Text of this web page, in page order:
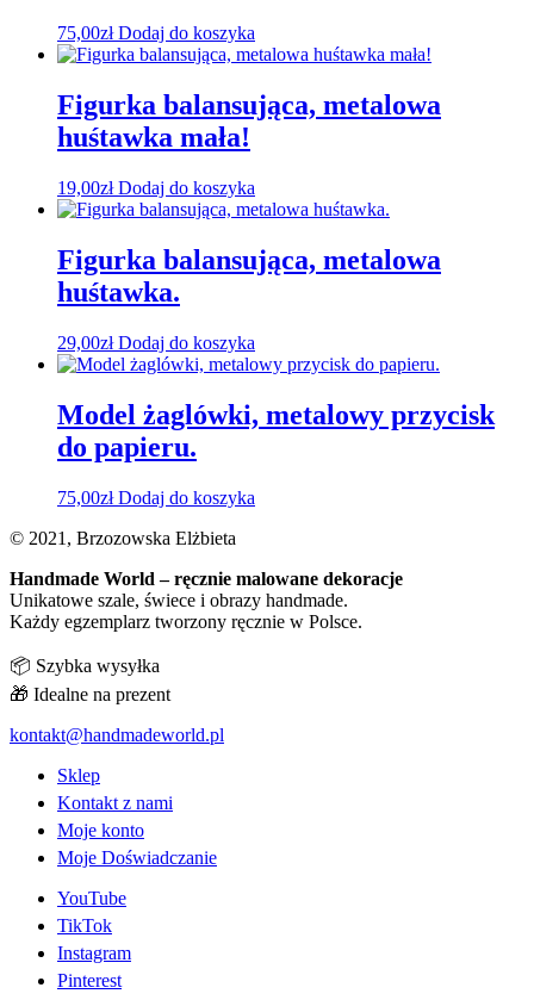
75,00zł Dodaj do koszyka
Figurka balansująca, metalowa
huśtawka mała!
19,00zł Dodaj do koszyka
Figurka balansująca, metalowa
huśtawka.
29,00zł Dodaj do koszyka
Model żaglówki, metalowy przycisk
do papieru.
75,00zł Dodaj do koszyka
© 2021, Brzozowska Elżbieta
Handmade World – ręcznie malowane dekoracje
Unikatowe szale, świece i obrazy handmade.
Każdy egzemplarz tworzony ręcznie w Polsce.
📦 Szybka wysyłka
🎁 Idealne na prezent
kontakt@handmadeworld.pl
Sklep
Kontakt z nami
Moje konto
Moje Doświadczanie
YouTube
TikTok
Instagram
Pinterest